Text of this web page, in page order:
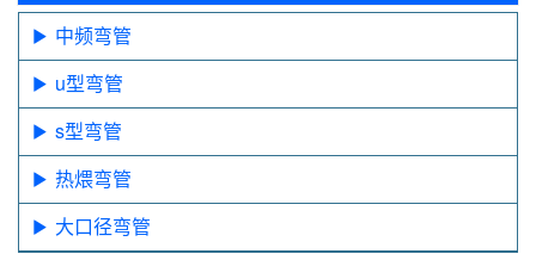
中频弯管
u型弯管
s型弯管
热煨弯管
大口径弯管